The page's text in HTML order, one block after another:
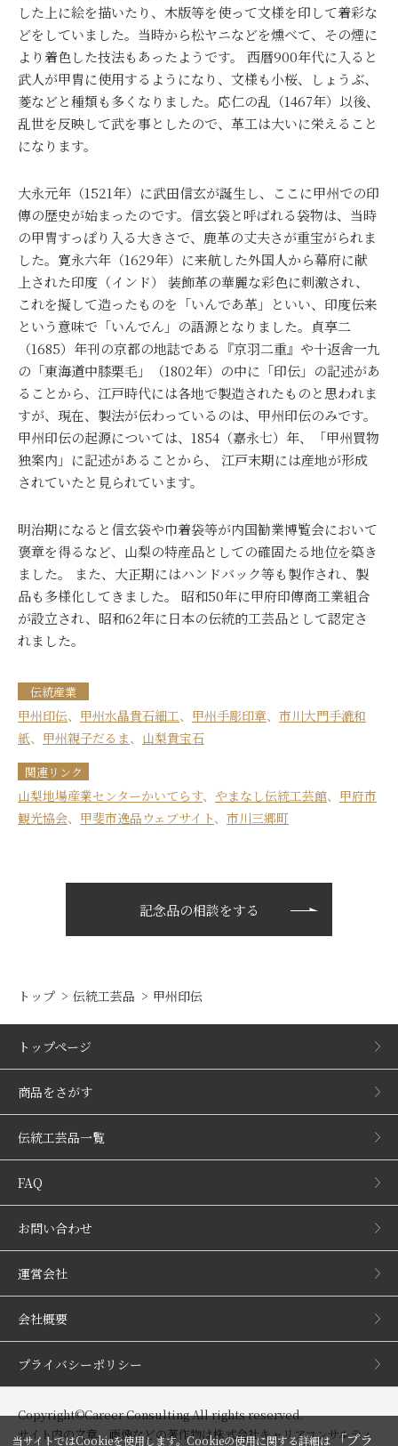
した上に絵を描いたり、木版等を使って文様を印して着彩な
どをしていました。当時から松ヤニなどを燻べて、その煙に
より着色した技法もあったようです。 西暦900年代に入ると
武人が甲胄に使用するようになり、文様も小桜、しょうぶ、
菱などと種類も多くなりました。応仁の乱（1467年）以後、
乱世を反映して武を事としたので、革工は大いに栄えること
になります。
大永元年（1521年）に武田信玄が誕生し、ここに甲州での印
傳の歴史が始まったのです。信玄袋と呼ばれる袋物は、当時
の甲冑すっぽり入る大きさで、鹿革の丈夫さが重宝がられま
した。寛永六年（1629年）に来航した外国人から幕府に献
上された印度（インド） 装飾革の華麗な彩色に刺激され、
これを擬して造ったものを「いんであ革」といい、印度伝来
という意味で「いんでん」の語源となりました。貞享二
（1685）年刊の京都の地誌である『京羽二重』や十返舎一九
の「東海道中膝栗毛」（1802年）の中に「印伝」の記述があ
ることから、江戸時代には各地で製造されたものと思われま
すが、現在、製法が伝わっているのは、甲州印伝のみです。
甲州印伝の起源については、1854（嘉永七）年、「甲州買物
独案内」に記述があることから、 江戸末期には産地が形成
されていたと見られています。
明治期になると信玄袋や巾着袋等が内国勧業博覧会において
褒章を得るなど、山梨の特産品としての確固たる地位を築き
ました。 また、大正期にはハンドバック等も製作され、製
品も多様化してきました。 昭和50年に甲府印傳商工業組合
が設立され、昭和62年に日本の伝統的工芸品として認定さ
れました。
伝統産業
甲州印伝、 甲州水晶貴石細工、 甲州手彫印章、 市川大門手漉和
紙、 甲州親子だるま、 山梨貴宝石
関連リンク
山梨地場産業センターかいてらす、 やまなし伝統工芸館、 甲府市
観光協会、 甲斐市逸品ウェブサイト、 市川三郷町
記念品の相談をする
トップ 伝統工芸品 甲州印伝
トップページ
商品をさがす
伝統工芸品一覧
FAQ
お問い合わせ
運営会社
会社概要
プライバシーポリシー
Copyright©Career Consulting All rights reserved.
サイト内の文章、画像などの著作物は株式会社キャリアコンサルティ
当サイトではCookieを使用します。Cookieの使用に関する詳細は「プラ